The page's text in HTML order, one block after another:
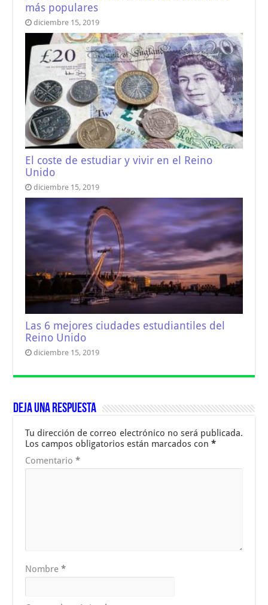
más populares
diciembre 15, 2019
El coste de estudiar y vivir en el Reino
Unido
diciembre 15, 2019
Las 6 mejores ciudades estudiantiles del
Reino Unido
diciembre 15, 2019
Deja una respuesta
Tu dirección de correo electrónico no será publicada.
Los campos obligatorios están marcados con*
Comentario*
Nombre*